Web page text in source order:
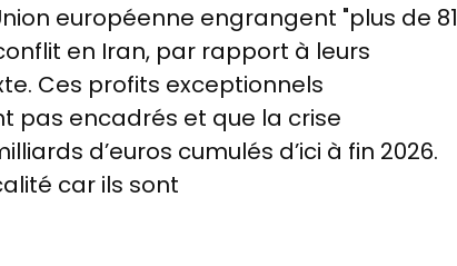
européenne engrangent "plus de 81
en Iran, par rapport à leurs
Ces profits exceptionnels
pas encadrés et que la crise
d’euros cumulés d’ici à fin 2026.
car ils sont